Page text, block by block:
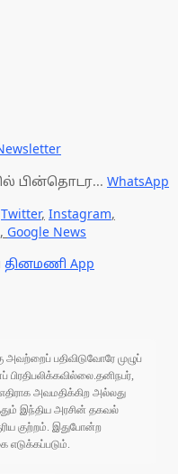
பின்தொடர... WhatsApp
Twitter, Instagram,
, Google News
தினமணி App
அவற்றைப் பதிவிடுவோரே முழுப்
அவமதிக்கிற அல்லது
இந்திய அரசின் தகவல்
குற்றம். இதுபோன்ற
எடுக்கப்படும்.